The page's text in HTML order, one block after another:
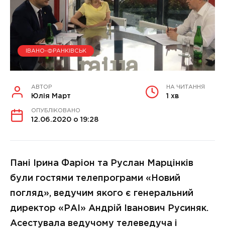
ІВАНО-ФРАНКІВСЬК
АВТОР
Юлія Март
НА ЧИТАННЯ
1 хв
ОПУБЛІКОВАНО
12.06.2020 о 19:28
Пані Ірина Фаріон та Руслан Марцінків
були гостями телепрограми «Новий
погляд», ведучим якого є генеральний
директор «РАІ» Андрій Іванович Русиняк.
Асестувала ведучому телеведуча і